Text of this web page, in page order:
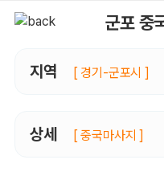
군포 중
지역 [ 경기-군포시 ]
상세 [ 중국마사지 ]